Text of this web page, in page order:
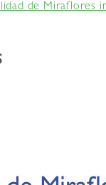
de Miraflores